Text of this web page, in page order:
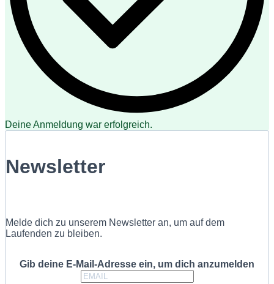
Deine Anmeldung war erfolgreich.
Newsletter
Melde dich zu unserem Newsletter an, um auf dem
Laufenden zu bleiben.
Gib deine E-Mail-Adresse ein, um dich anzumelden